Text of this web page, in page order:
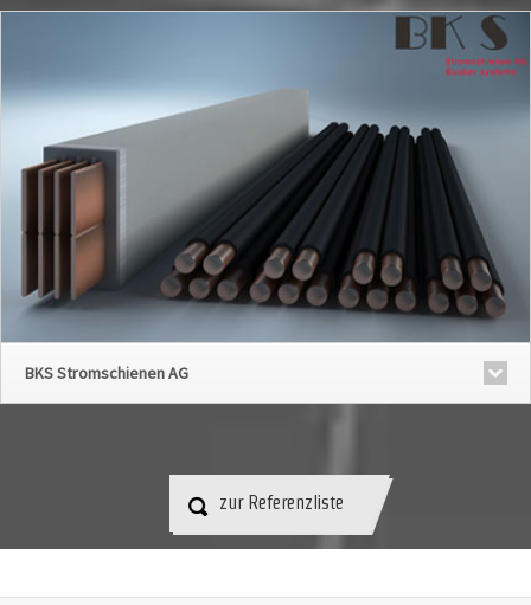
BKS Stromschienen AG
zur Referenzliste